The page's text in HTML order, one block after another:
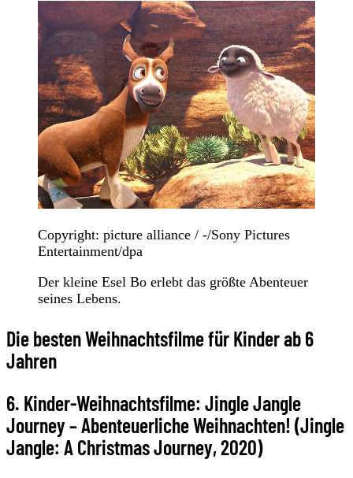
Copyright: picture alliance / -/Sony Pictures
Entertainment/dpa
Der kleine Esel Bo erlebt das größte Abenteuer
seines Lebens.
Die besten Weihnachtsfilme für Kinder ab 6
Jahren
6. Kinder-Weihnachtsfilme: Jingle Jangle
Journey – Abenteuerliche Weihnachten! (Jingle
Jangle: A Christmas Journey, 2020)